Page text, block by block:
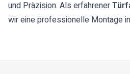
und Präzision. Als erfahrener
wir eine professionelle Montage